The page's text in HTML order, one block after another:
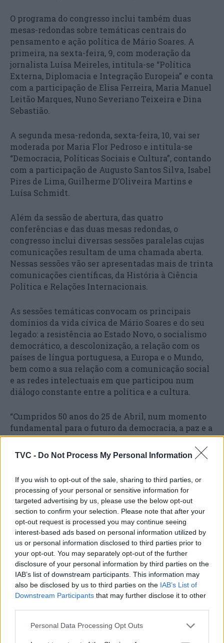
TVC - Do Not Process My Personal Information
If you wish to opt-out of the sale, sharing to third parties, or
processing of your personal or sensitive information for
targeted advertising by us, please use the below opt-out
section to confirm your selection. Please note that after your
opt-out request is processed you may continue seeing
interest-based ads based on personal information utilized by
us or personal information disclosed to third parties prior to
your opt-out. You may separately opt-out of the further
disclosure of your personal information by third parties on the
IAB’s list of downstream participants. This information may
also be disclosed by us to third parties on the IAB’s List of
Downstream Participants that may further disclose it to other
Personal Data Processing Opt Outs
O programa do congresso inclui também duas
mesas-redondas sobre temáticas centrais do
pensamento e ação política de Mário Soares. A
primeira, na sexta-feira, 9, com moderação da
jornalista Luísa Meireles, intitula-se “Política
Externa, Diplomacia e Integração Europeia” e conta
com a participação de Elisa Ferreira, Maria Manuel
Leitão Marques, Nuno Severiano Teixeira e Dina
Sebastião.
A segunda mesa-redonda, sexta-feira, 10, vai ser
moderada por Maria Flor Pedroso e intitula-se
“Democracia, Políticas Sociais e Cultura”, contando
com a participação de Augusto Santos Silva, Isabel
Pires de Lima, Guilherme D’Oliveira Martins e
Luísa Schmidt.
Além da sessão de abertura, das quatro
conferências e das duas mesas redondas, o
congresso inclui diversas sessões paralelas cujas
comunicações resultam de uma chamada aberta.
Nessas sessões vão ser apresentadas mais de trinta
comunicações científicas, da História à Ciência
Política e Relações Internacionais.
As sessões temáticas convocam os principais
domínios da vida cívica de Mário Soares e do seu
legado: a resistência ao Estado Novo, o socialismo
democrático, a descolonização, a relação com os
países de língua portuguesa, a Europa e o Mundo,
bem como a sua relação com a comunicação social
e as redes intelectuais em que participou num
diálogo constante entre a política e a cultura.
“Cumpridos 50 anos do 25 de Abril, num momento
fundamental para o futuro da democracia, a paz e a
cooperação internacional, estudar e debater o
pensamento de Mário Soares e o seu legado no
contexto português e europeu são objetivos de
Organizadora do congresso internacional “Mário
Soares: Uma Vida entre Séculos”.
chega ao fim sem vítimas
substitui material